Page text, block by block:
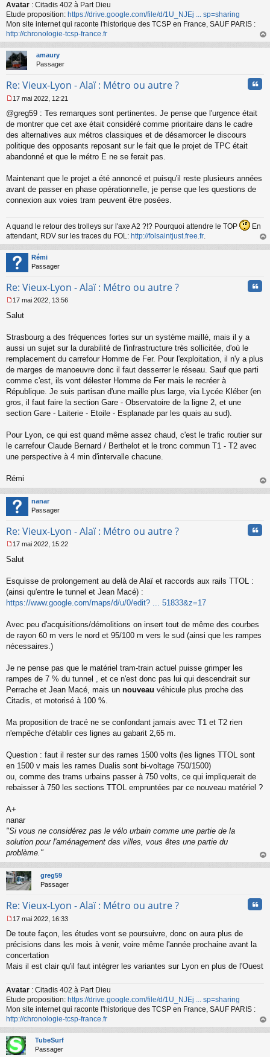
Avatar : Citadis 402 à Part Dieu
Etude proposition: https://drive.google.com/file/d/1U_NJEj ... sp=sharing
Mon site internet qui raconte l'historique des TCSP en France, SAUF PARIS :
http://chronologie-tcsp-france.fr
au
amaury
Passager
Re: Vieux-Lyon - Alaï : Métro ou autre ?
e
s
s
a
g
e
o
n
u
17 mai 2022, 12:21
@greg59 : Tes remarques sont pertinentes. Je pense que l'urgence était
de montrer que cet axe était considéré comme prioritaire dans le cadre
des alternatives aux métros classiques et de désamorcer le discours
politique des opposants reposant sur le fait que le projet de TPC était
abandonné et que le métro E ne se ferait pas.
Maintenant que le projet a été annoncé et puisqu'il reste plusieurs années
avant de passer en phase opérationnelle, je pense que les questions de
connexion aux voies tram peuvent être posées.
A quand le retour des trolleys sur l'axe A2 ?!? Pourquoi attendre le TOP
En
attendant, RDV sur les traces du FOL: http://folsaintjust.free.fr
au
Rémi
Passager
Re: Vieux-Lyon - Alaï : Métro ou autre ?
e
s
g
e
n
o
n
u
17 mai 2022, 13:56
Salut
Strasbourg a des fréquences fortes sur un système maillé, mais il y a
aussi un sujet sur la durabilité de l'infrastructure très sollicitée, d'où le
remplacement du carrefour Homme de Fer. Pour l'exploitation, il n'y a plus
de marges de manoeuvre donc il faut desserrer le réseau. Sauf que parti
comme c'est, ils vont délester Homme de Fer mais le recréer à
République. Je suis partisan d'une maille plus large, via Lycée Kléber (en
gros, il faut faire la section Gare - Observatoire de la ligne 2, et une
section Gare - Laiterie - Etoile - Esplanade par les quais au sud).
Pour Lyon, ce qui est quand même assez chaud, c'est le trafic routier sur
le carrefour Claude Bernard / Berthelot et le tronc commun T1 - T2 avec
une perspective à 4 min d'intervalle chacune.
Rémi
au
nanar
Passager
Re: Vieux-Lyon - Alaï : Métro ou autre ?
e
s
a
g
e
o
n
l
u
17 mai 2022, 15:22
Salut
Esquisse de prolongement au delà de Alaï et raccords aux rails TTOL :
(ainsi qu'entre le tunnel et Jean Macé) :
https://www.google.com/maps/d/u/0/edit? ... 51833&z=17
Avec peu d'acquisitions/démolitions on insert tout de même des courbes
de rayon 60 m vers le nord et 95/100 m vers le sud (ainsi que les rampes
nécessaires.)
Je ne pense pas que le matériel tram-train actuel puisse grimper les
rampes de 7 % du tunnel , et ce n'est donc pas lui qui descendrait sur
Perrache et Jean Macé, mais un nouveau véhicule plus proche des
Citadis, et motorisé à 100 %.
Ma proposition de tracé ne se confondant jamais avec T1 et T2 rien
n'empêche d'établir ces lignes au gabarit 2,65 m.
Question : faut il rester sur des rames 1500 volts (les lignes TTOL sont
en 1500 v mais les rames Dualis sont bi-voltage 750/1500)
ou, comme des trams urbains passer à 750 volts, ce qui impliquerait de
rebaisser à 750 les sections TTOL empruntées par ce nouveau matériel ?
A+
nanar
"Si vous ne considérez pas le vélo urbain comme une partie de la
solution pour l'aménagement des villes, vous êtes une partie du
problème."
au
greg59
Passager
Re: Vieux-Lyon - Alaï : Métro ou autre ?
e
s
s
g
n
o
n
l
u
17 mai 2022, 16:33
De toute façon, les études vont se poursuivre, donc on aura plus de
précisions dans les mois à venir, voire même l'année prochaine avant la
concertation
Mais il est clair qu'il faut intégrer les variantes sur Lyon en plus de l'Ouest
Avatar : Citadis 402 à Part Dieu
Etude proposition: https://drive.google.com/file/d/1U_NJEj ... sp=sharing
Mon site internet qui raconte l'historique des TCSP en France, SAUF PARIS :
http://chronologie-tcsp-france.fr
au
TubeSurf
Passager